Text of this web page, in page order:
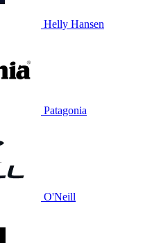
Helly Hansen
Patagonia
O'Neill